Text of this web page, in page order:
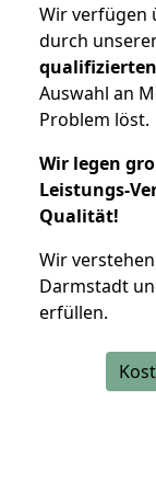
Wir verfügen
durch
Auswahl an
Problem löst.
Wir legen
Leistungs-
Qualität!
Wir
Darmstadt
erfüllen.